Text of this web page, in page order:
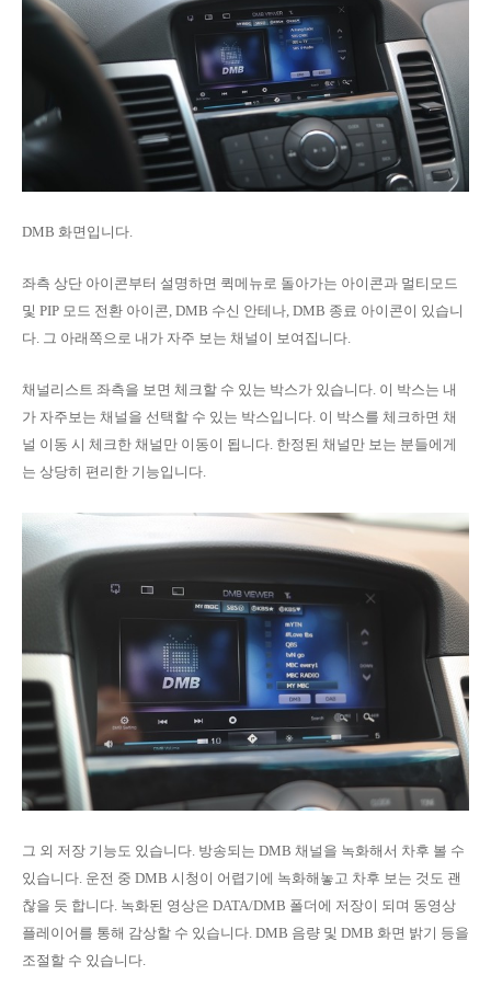
DMB 화면입니다.
좌측 상단 아이콘부터 설명하면 퀵메뉴로 돌아가는 아이콘과 멀티모드
및 PIP 모드 전환 아이콘, DMB 수신 안테나, DMB 종료 아이콘이 있습니
다. 그 아래쪽으로 내가 자주 보는 채널이 보여집니다.
채널리스트 좌측을 보면 체크할 수 있는 박스가 있습니다. 이 박스는 내
가 자주보는 채널을 선택할 수 있는 박스입니다. 이 박스를 체크하면 채
널 이동 시 체크한 채널만 이동이 됩니다. 한정된 채널만 보는 분들에게
는 상당히 편리한 기능입니다.
그 외 저장 기능도 있습니다. 방송되는 DMB 채널을 녹화해서 차후 볼 수
있습니다. 운전 중 DMB 시청이 어렵기에 녹화해놓고 차후 보는 것도 괜
찮을 듯 합니다. 녹화된 영상은 DATA/DMB 폴더에 저장이 되며 동영상
플레이어를 통해 감상할 수 있습니다. DMB 음량 및 DMB 화면 밝기 등을
조절할 수 있습니다.